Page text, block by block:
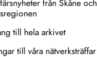
från Skåne och
till hela arkivet
till våra nätverksträffar